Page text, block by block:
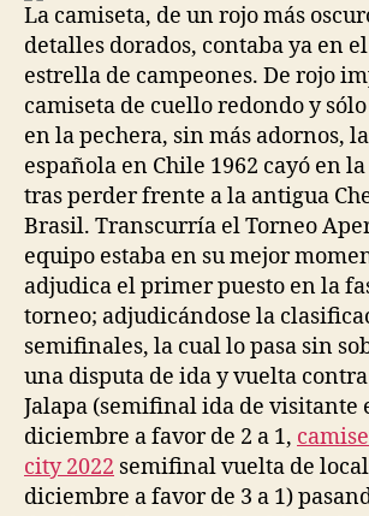
La camiseta, de un rojo más
detalles dorados, contaba ya en
estrella de campeones. De rojo
camiseta de cuello redondo y
en la pechera, sin más adornos,
española en Chile 1962 cayó en
tras perder frente a la antigua
Brasil. Transcurría el Torneo
equipo estaba en su mejor
adjudica el primer puesto en la
torneo; adjudicándose la
semifinales, la cual lo pasa sin
una disputa de ida y vuelta
Jalapa (semifinal ida de visitante
diciembre a favor de 2 a 1,
city 2022 semifinal vuelta de
diciembre a favor de 3 a 1)